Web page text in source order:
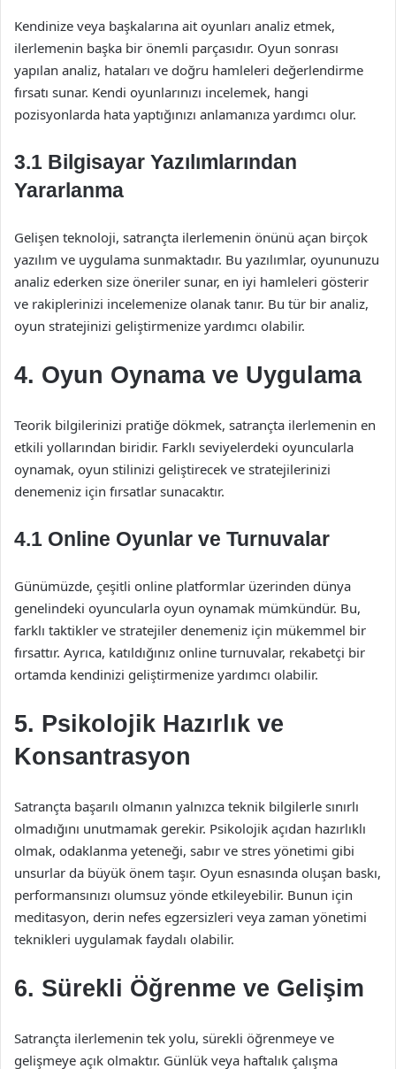
Kendinize veya başkalarına ait oyunları analiz etmek,
ilerlemenin başka bir önemli parçasıdır. Oyun sonrası
yapılan analiz, hataları ve doğru hamleleri değerlendirme
fırsatı sunar. Kendi oyunlarınızı incelemek, hangi
pozisyonlarda hata yaptığınızı anlamanıza yardımcı olur.
3.1 Bilgisayar Yazılımlarından
Yararlanma
Gelişen teknoloji, satrançta ilerlemenin önünü açan birçok
yazılım ve uygulama sunmaktadır. Bu yazılımlar, oyununuzu
analiz ederken size öneriler sunar, en iyi hamleleri gösterir
ve rakiplerinizi incelemenize olanak tanır. Bu tür bir analiz,
oyun stratejinizi geliştirmenize yardımcı olabilir.
4. Oyun Oynama ve Uygulama
Teorik bilgilerinizi pratiğe dökmek, satrançta ilerlemenin en
etkili yollarından biridir. Farklı seviyelerdeki oyuncularla
oynamak, oyun stilinizi geliştirecek ve stratejilerinizi
denemeniz için fırsatlar sunacaktır.
4.1 Online Oyunlar ve Turnuvalar
Günümüzde, çeşitli online platformlar üzerinden dünya
genelindeki oyuncularla oyun oynamak mümkündür. Bu,
farklı taktikler ve stratejiler denemeniz için mükemmel bir
fırsattır. Ayrıca, katıldığınız online turnuvalar, rekabetçi bir
ortamda kendinizi geliştirmenize yardımcı olabilir.
5. Psikolojik Hazırlık ve
Konsantrasyon
Satrançta başarılı olmanın yalnızca teknik bilgilerle sınırlı
olmadığını unutmamak gerekir. Psikolojik açıdan hazırlıklı
olmak, odaklanma yeteneği, sabır ve stres yönetimi gibi
unsurlar da büyük önem taşır. Oyun esnasında oluşan baskı,
performansınızı olumsuz yönde etkileyebilir. Bunun için
meditasyon, derin nefes egzersizleri veya zaman yönetimi
teknikleri uygulamak faydalı olabilir.
6. Sürekli Öğrenme ve Gelişim
Satrançta ilerlemenin tek yolu, sürekli öğrenmeye ve
gelişmeye açık olmaktır. Günlük veya haftalık çalışma